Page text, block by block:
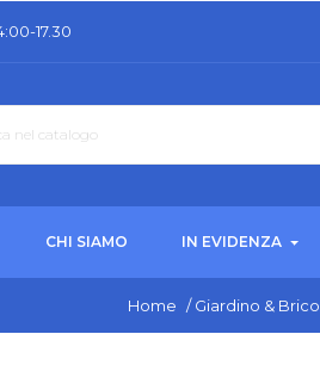
17.30
CHI SIAMO IN EVIDENZA
Home / Giardino & Brico